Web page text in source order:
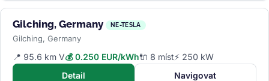
Gilching, Germany NE-TESLA
Gilching, Germany
📍 95.6 km V💰 0.250 EUR/kWh🔌 8 míst⚡ 250 kW
Detail
Navigovat